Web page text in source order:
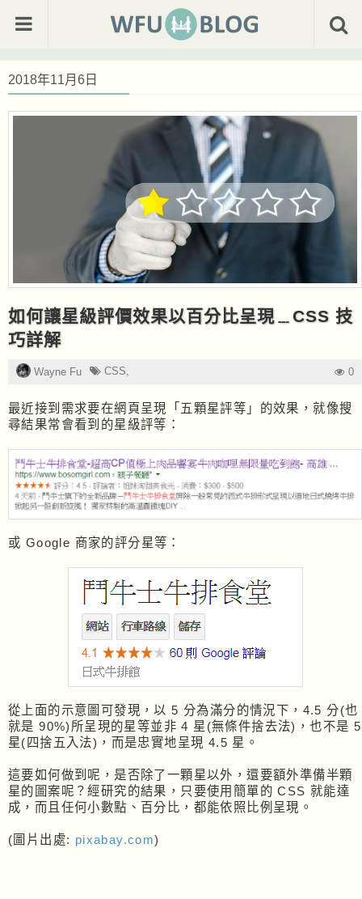
2018年11月6日
如何讓星級評價效果以百分比呈現﹍CSS 技
巧詳解
Wayne Fu CSS, 0
最近接到需求要在網頁呈現「五顆星評等」的效果，就像搜
尋結果常會看到的星級評等：
或 Google 商家的評分星等：
從上面的示意圖可發現，以 5 分為滿分的情況下，4.5 分(也
就是 90%)所呈現的星等並非 4 星(無條件捨去法)，也不是 5
星(四捨五入法)，而是忠實地呈現 4.5 星。
這要如何做到呢，是否除了一顆星以外，還要額外準備半顆
星的圖案呢？經研究的結果，只要使用簡單的 CSS 就能達
成，而且任何小數點、百分比，都能依照比例呈現。
(圖片出處: pixabay.com)